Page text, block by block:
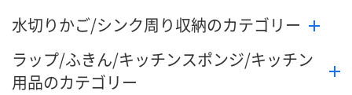
水切りかご/シンク周り収納のカテゴリー
ラップ/ふきん/キッチンスポンジ/キッチン
用品のカテゴリー